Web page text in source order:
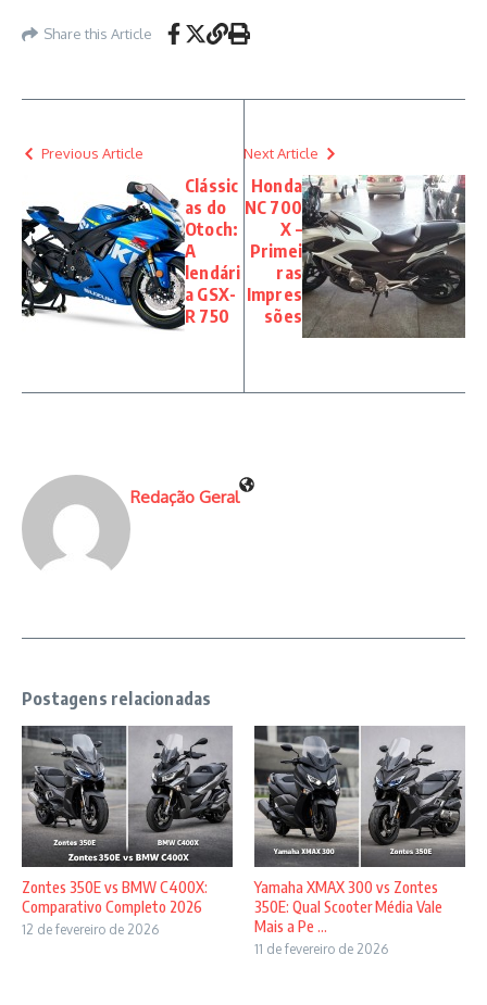
Share this Article
Previous Article
Clássic
as do
Otoch:
A
lendári
a GSX-
R 750
Next Article
Honda
NC 700
X –
Primei
ras
Impres
sões
Redação Geral
Postagens relacionadas
Zontes 350E vs BMW C400X:
Comparativo Completo 2026
12 de fevereiro de 2026
Yamaha XMAX 300 vs Zontes
350E: Qual Scooter Média Vale
Mais a Pe ...
11 de fevereiro de 2026